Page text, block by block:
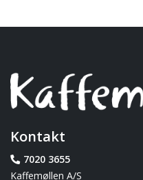
Kontakt
7020 3655
Kaffemøllen A/S